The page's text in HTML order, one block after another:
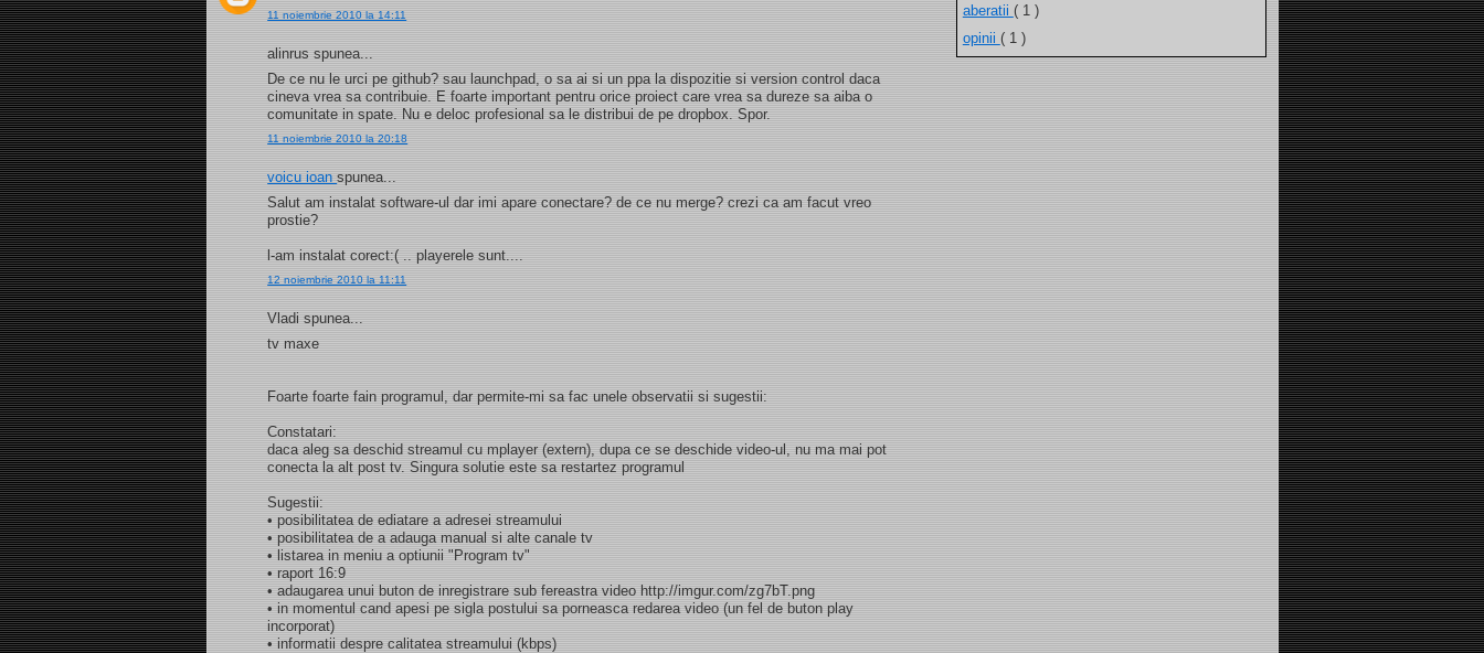
11 noiembrie 2010 la 14:11
alinrus spunea...
De ce nu le urci pe github? sau launchpad, o sa ai si un ppa la dispozitie si version control daca
cineva vrea sa contribuie. E foarte important pentru orice proiect care vrea sa dureze sa aiba o
comunitate in spate. Nu e deloc profesional sa le distribui de pe dropbox. Spor.
11 noiembrie 2010 la 20:18
voicu ioanspunea...
Salut am instalat software-ul dar imi apare conectare? de ce nu merge? crezi ca am facut vreo
prostie?
l-am instalat corect:( .. playerele sunt....
12 noiembrie 2010 la 11:11
Vladi spunea...
tv maxe
Foarte foarte fain programul, dar permite-mi sa fac unele observatii si sugestii:
Constatari:
daca aleg sa deschid streamul cu mplayer (extern), dupa ce se deschide video-ul, nu ma mai pot
conecta la alt post tv. Singura solutie este sa restartez programul
Sugestii:
• posibilitatea de ediatare a adresei streamului
• posibilitatea de a adauga manual si alte canale tv
• listarea in meniu a optiunii "Program tv"
• raport 16:9
• adaugarea unui buton de inregistrare sub fereastra video http://imgur.com/zg7bT.png
• in momentul cand apesi pe sigla postului sa porneasca redarea video (un fel de buton play
incorporat)
• informatii despre calitatea streamului (kbps)
aberatii ( 1 )
opinii ( 1 )